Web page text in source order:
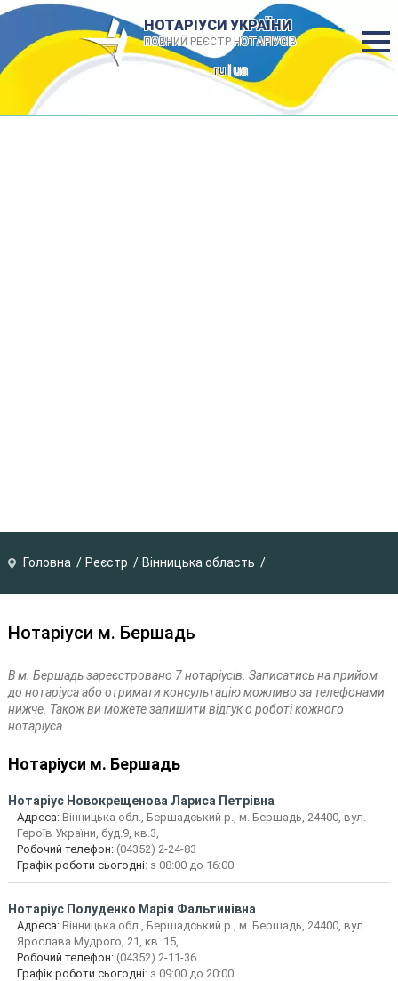
НОТАРІУСИ УКРАЇНИ
ПОВНИЙ РЕЄСТР НОТАРІУСІВ
ru| ua
Головна Реєстр Вінницька область
Нотаріуси м. Бершадь
В м. Бершадь зареєстровано 7 нотаріусів. Записатись на прийом
до нотаріуса або отримати консультацію можливо за телефонами
нижче. Також ви можете залишити відгук о роботі кожного
нотаріуса.
Нотаріуси м. Бершадь
Нотаріус Новокрещенова Лариса Петрівна
Адреса:Вінницька обл., Бершадський р., м. Бершадь, 24400, вул.
Героїв України, буд.9, кв.3,
Робочий телефон:(04352) 2-24-83
Графік роботи сьогодні: з 08:00 до 16:00
Нотаріус Полуденко Марія Фальтинівна
Адреса:Вінницька обл., Бершадський р., м. Бершадь, 24400, вул.
Ярослава Мудрого, 21, кв. 15,
Робочий телефон:(04352) 2-11-36
Графік роботи сьогодні: з 09:00 до 20:00